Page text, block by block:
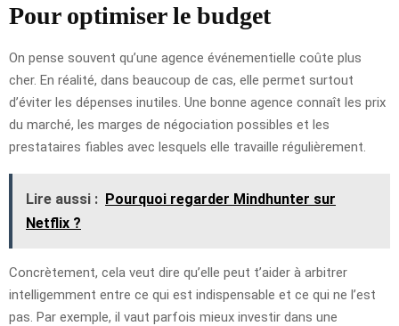
Pour optimiser le budget
On pense souvent qu’une agence événementielle coûte plus
cher. En réalité, dans beaucoup de cas, elle permet surtout
d’éviter les dépenses inutiles. Une bonne agence connaît les prix
du marché, les marges de négociation possibles et les
prestataires fiables avec lesquels elle travaille régulièrement.
Lire aussi : Pourquoi regarder Mindhunter sur
Netflix ?
Concrètement, cela veut dire qu’elle peut t’aider à arbitrer
intelligemment entre ce qui est indispensable et ce qui ne l’est
pas. Par exemple, il vaut parfois mieux investir dans une